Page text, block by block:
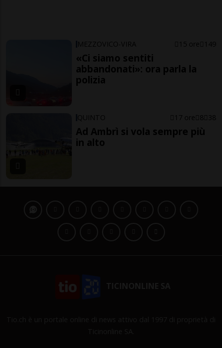
MEZZOVICO-VIRA 15 ore 149
«Ci siamo sentiti
abbandonati»: ora parla la
polizia
QUINTO 17 ore 8 38
Ad Ambrì si vola sempre più
in alto